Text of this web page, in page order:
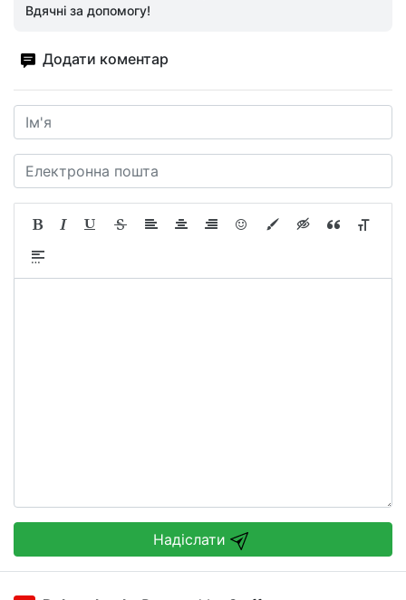
Вдячні за допомогу!
Додати коментар
Надіслати